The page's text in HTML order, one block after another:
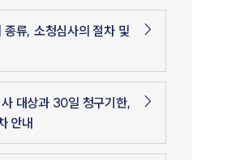
종류, 소청심사의 절차 및
대상과 30일 청구기한,
안내